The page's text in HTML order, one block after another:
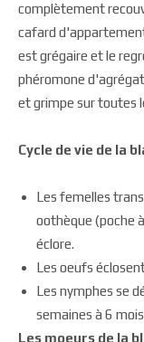
complètement
cafard
est grégaire et le
phéromone
et grimpe sur toutes
Cycle de vie de la
Les femelles
oothèque (poche
éclore.
Les oeufs
Les nymphes se
semaines à 6
Les moeurs de la